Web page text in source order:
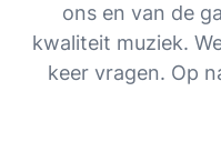
ons en van de
kwaliteit muziek.
keer vragen. Op